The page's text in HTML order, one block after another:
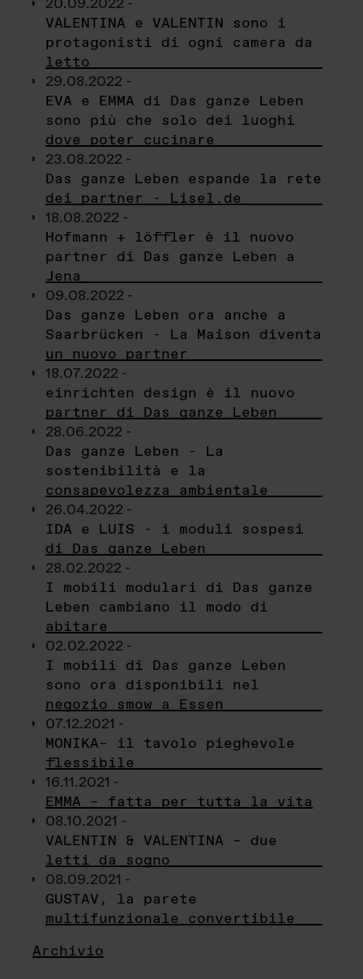
VALENTINA e VALENTIN sono i
protagonisti di ogni camera da
letto
29.08.2022 -
EVA e EMMA di Das ganze Leben
sono più che solo dei luoghi
dove poter cucinare
23.08.2022 -
Das ganze Leben espande la rete
dei partner - Lisel.de
18.08.2022 -
Hofmann + löffler è il nuovo
partner di Das ganze Leben a
Jena
09.08.2022 -
Das ganze Leben ora anche a
Saarbrücken - La Maison diventa
un nuovo partner
18.07.2022 -
einrichten design è il nuovo
partner di Das ganze Leben
28.06.2022 -
Das ganze Leben - La
sostenibilità e la
consapevolezza ambientale
26.04.2022 -
IDA e LUIS - i moduli sospesi
di Das ganze Leben
28.02.2022 -
I mobili modulari di Das ganze
Leben cambiano il modo di
abitare
02.02.2022 -
I mobili di Das ganze Leben
sono ora disponibili nel
negozio smow a Essen
07.12.2021 -
MONIKA– il tavolo pieghevole
flessibile
16.11.2021 -
EMMA – fatta per tutta la vita
08.10.2021 -
VALENTIN & VALENTINA – due
letti da sogno
08.09.2021 -
GUSTAV, la parete
multifunzionale convertibile
Archivio